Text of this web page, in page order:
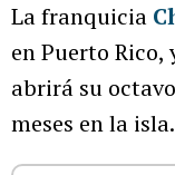
La franquicia
en Puerto
abrirá su
meses en la isla.